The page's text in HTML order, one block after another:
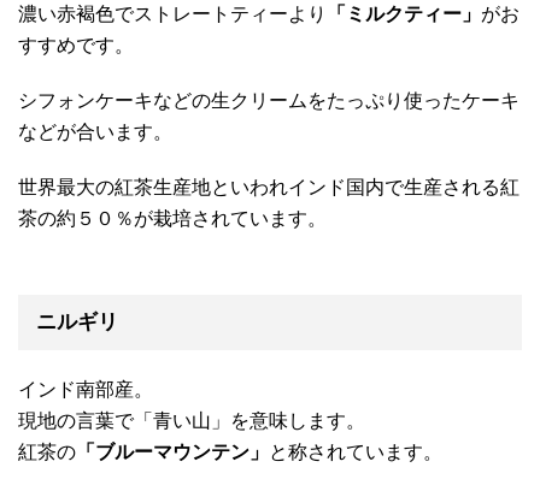
濃い赤褐色でストレートティーより
「ミルクティー」 がお
すすめです。
シフォンケーキなどの生クリームをたっぷり使ったケーキ
などが合います。
世界最大の紅茶生産地といわれインド国内で生産される紅
茶の約５０％が栽培されています。
ニルギリ
インド南部産。
現地の言葉で「青い山」を意味します。
紅茶の 「ブルーマウンテン」 と称されています。